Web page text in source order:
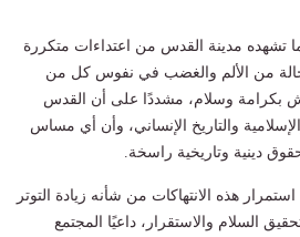
تشهده مدينة القدس من اعتداءات متكررة
من الألم والغضب في نفوس كل من
بكرامة وسلام، مشددًا على أن القدس
والتاريخ الإنساني، وأن أي مساس
دينية وتاريخية راسخة.
هذه الانتهاكات من شأنه زيادة التوتر
السلام والاستقرار، داعيًا المجتمع